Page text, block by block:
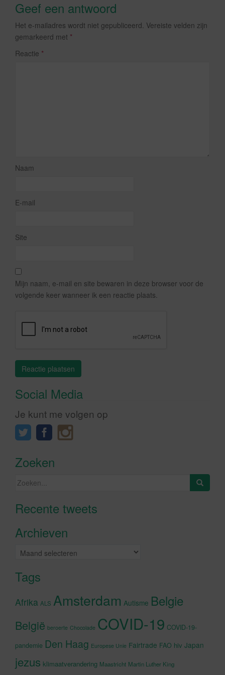
Geef een antwoord
Het e-mailadres wordt niet gepubliceerd. Vereiste velden zijn
gemarkeerd met *
Reactie *
Naam
E-mail
Site
Mijn naam, e-mail en site bewaren in deze browser voor de
volgende keer wanneer ik een reactie plaats.
Social Media
Je kunt me volgen op
Zoeken
Zoeken
Recente tweetsKlik om marketing cookies te
Archieven
Archieven
Tags
Afrika ALS Amsterdam Autisme Belgie
België beroerte Chocolade COVID-19 COVID-19-
pandemie Den Haag Europese Unie Fairtrade FAO hiv Japan
jezus klimaatverandering Maastricht Martin Luther King